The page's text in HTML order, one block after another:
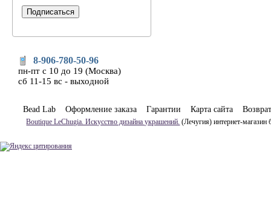
8-906-780-50-96
пн-пт с 10 до 19 (Москва)
сб 11-15 вс - выходной
Bead Lab Оформление заказа Гарантии Карта сайта Возврат
Boutique LeChugia. Искусство дизайна украшений. (Лечугия) интернет-